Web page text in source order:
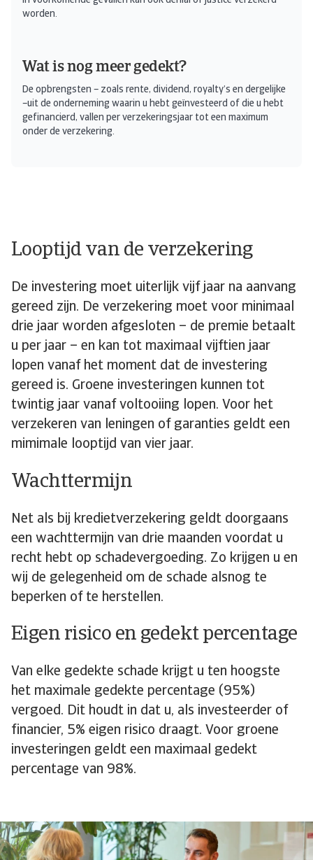
worden.
Wat is nog meer gedekt?
De opbrengsten – zoals rente, dividend, royalty’s en dergelijke
–uit de onderneming waarin u hebt geïnvesteerd of die u hebt
gefinancierd, vallen per verzekeringsjaar tot een maximum
onder de verzekering.
Looptijd van de verzekering
De investering moet uiterlijk vijf jaar na aanvang
gereed zijn. De verzekering moet voor minimaal
drie jaar worden afgesloten – de premie betaalt
u per jaar – en kan tot maximaal vijftien jaar
lopen vanaf het moment dat de investering
gereed is. Groene investeringen kunnen tot
twintig jaar vanaf voltooiing lopen. Voor het
verzekeren van leningen of garanties geldt een
mimimale looptijd van vier jaar.
Wachttermijn
Net als bij kredietverzekering geldt doorgaans
een wachttermijn van drie maanden voordat u
recht hebt op schadevergoeding. Zo krijgen u en
wij de gelegenheid om de schade alsnog te
beperken of te herstellen.
Eigen risico en gedekt percentage
Van elke gedekte schade krijgt u ten hoogste
het maximale gedekte percentage (95%)
vergoed. Dit houdt in dat u, als investeerder of
financier, 5% eigen risico draagt. Voor groene
investeringen geldt een maximaal gedekt
percentage van 98%.